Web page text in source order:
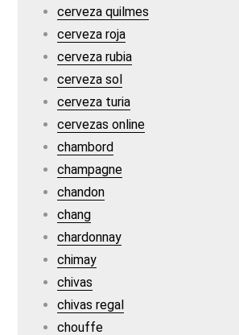
cerveza quilmes
cerveza roja
cerveza rubia
cerveza sol
cerveza turia
cervezas online
chambord
champagne
chandon
chang
chardonnay
chimay
chivas
chivas regal
chouffe